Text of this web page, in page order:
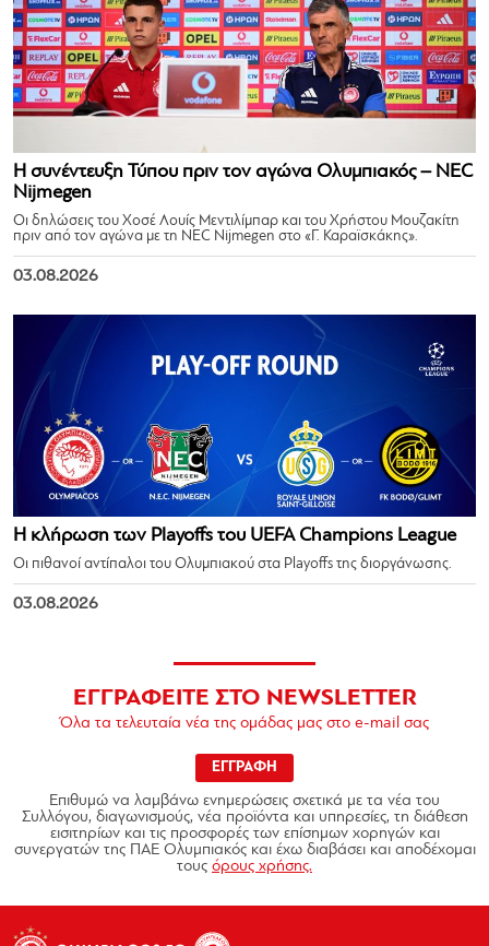
Η συνέντευξη Τύπου πριν τον αγώνα Ολυμπιακός – NEC
Nijmegen
Οι δηλώσεις του Χοσέ Λουίς Μεντιλίμπαρ και του Χρήστου Μουζακίτη
πριν από τον αγώνα με τη NEC Nijmegen στο «Γ. Καραϊσκάκης».
03.08.2026
Η κλήρωση των Playoffs του UEFA Champions League
Οι πιθανοί αντίπαλοι του Ολυμπιακού στα Playoffs της διοργάνωσης.
03.08.2026
ΕΓΓΡΑΦΕΙΤΕ ΣΤΟ NEWSLETTER
Όλα τα τελευταία νέα της ομάδας μας στο e-mail σας
ΕΓΓΡΑΦΗ
Επιθυμώ να λαμβάνω ενημερώσεις σχετικά με τα νέα του
Συλλόγου, διαγωνισμούς, νέα προϊόντα και υπηρεσίες, τη διάθεση
εισιτηρίων και τις προσφορές των επίσημων χορηγών και
συνεργατών της ΠΑΕ Ολυμπιακός και έχω διαβάσει και αποδέχομαι
τους όρους χρήσης.